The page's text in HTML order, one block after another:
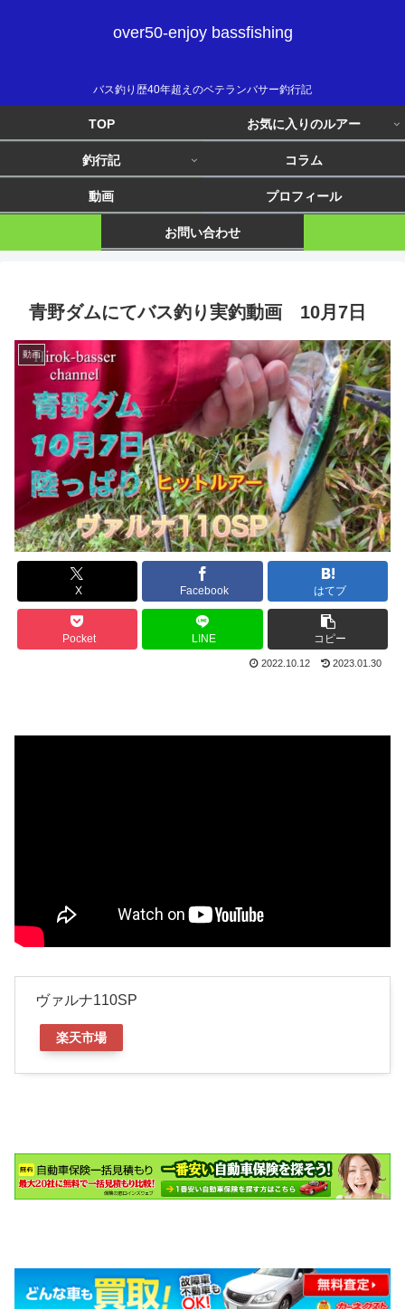
over50-enjoy bassfishing
バス釣り歴40年超えのベテランバサー釣行記
TOP お気に入りのルアー
釣行記 コラム
動画 プロフィール
お問い合わせ
青野ダムにてバス釣り実釣動画 10月7日
動画
X Facebook はてブ
Pocket LINE コピー
2022.10.12 2023.01.30
ヴァルナ110SP
楽天市場